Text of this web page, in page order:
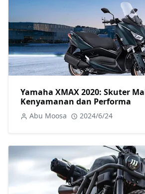
Yamaha XMAX 2020: Skuter
Kenyamanan dan Performa
Abu Moosa 2024/6/24